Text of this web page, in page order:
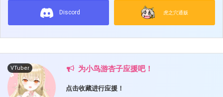
Discord 虎之穴通贩
VTuber 为小鸟游杏子应援吧！
点击收藏进行应援！